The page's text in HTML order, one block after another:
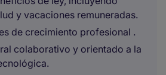
y vacaciones remuneradas.
de crecimiento profesional .
colaborativo y orientado a la